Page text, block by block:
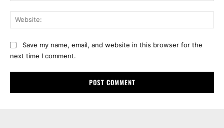
Save my name, email, and website in this browser for the
next time I comment.